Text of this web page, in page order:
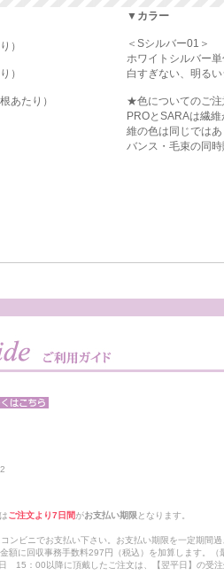
）
）
あたり）
▼カラー
＜Sシルバー01＞
ホワイトシルバー単
白すぎない、明る
★色についてのご
PROとSARAは繊
維の色は同じではあ
バンス・毛束の同
ご注文より7日間がお支払い期限 となります。
ンビニでお支払い下さい。お支払い期限を一定期間過
額に回収事務手数料297円（税込）を加算します。（
15：00以降に頂戴したご注文は、【翌平日】の受注